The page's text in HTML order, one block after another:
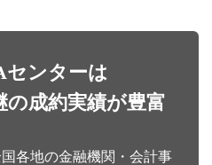
センターは
成約実績が豊富
各地の金融機関・会計事